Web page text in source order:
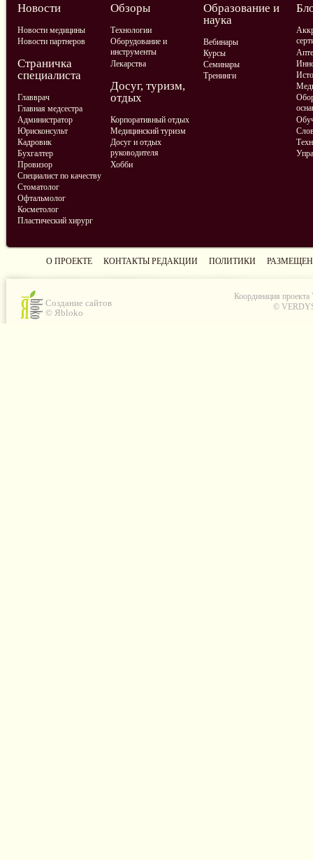
Новости
Новости медицины
Новости партнеров
Обзоры
Технологии
Оборудование и
инструменты
Лекарства
Образование и
наука
Вебинары
Курсы
Семинары
Тренинги
Страничка
специалиста
Главврач
Главная медсестра
Администратор
Юрисконсульт
Кадровик
Бухгалтер
Провизор
Специалист по качеству
Стоматолог
Офтальмолог
Косметолог
Пластический хирург
Досуг, туризм,
отдых
Корпоративный отдых
Медицинский туризм
Досуг и отдых
руководителя
Хобби
О ПРОЕКТЕ КОНТАКТЫ РЕДАКЦИИ ПОЛИТИКИ
Создание сайтов
© Яbloko
Координация проекта
©